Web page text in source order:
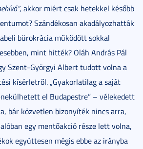
, akkor miért csak hetekkel később
Szándékosan akadályozhatták
bürokrácia működött sokkal
mint hitték? Oláh András Pál
Szent-Györgyi Albert tudott volna a
kísérletről. „Gyakorlatilag a saját
el Budapestre” – vélekedett
bár közvetlen bizonyíték nincs arra,
egy mentőakció része lett volna,
együttesen mégis ebbe az irányba